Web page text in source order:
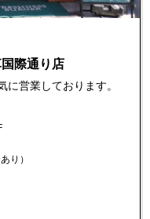
際通り店
営業しております。
り）